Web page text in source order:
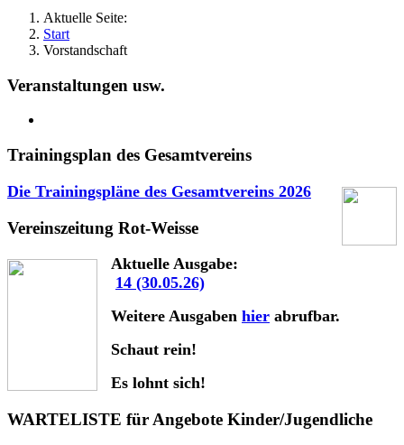
Aktuelle Seite:
Start
Vorstandschaft
Veranstaltungen usw.
Trainingsplan des Gesamtvereins
Die Trainingspläne des Gesamtvereins 2026
Vereinszeitung Rot-Weisse
Aktuelle Ausgabe:
14 (30.05.26)
Weitere Ausgaben hier abrufbar.
Schaut rein!
Es lohnt sich!
WARTELISTE für Angebote Kinder/Jugendliche